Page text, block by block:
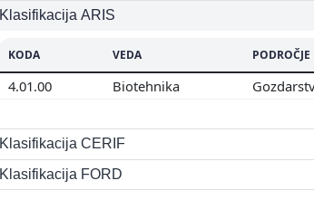
Klasifikacija ARIS
KODA VEDA PODROČJE
4.01.00 Biotehnika
Klasifikacija CERIF
Klasifikacija FORD